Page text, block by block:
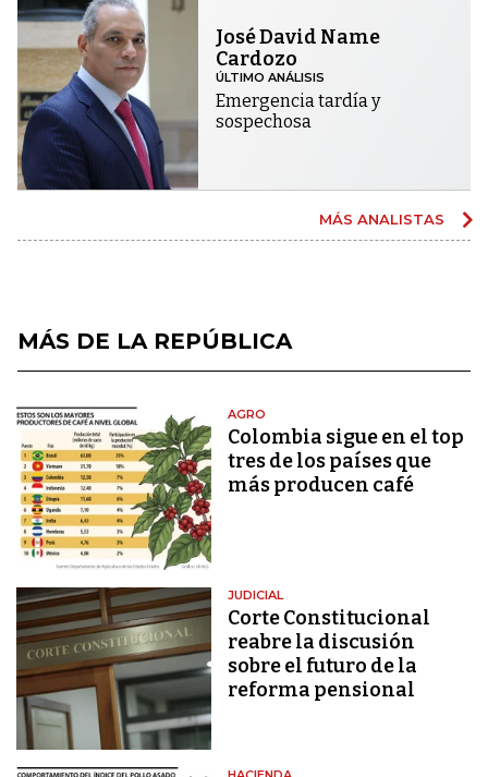
José David Name
Cardozo
ÚLTIMO ANÁLISIS
Emergencia tardía y
sospechosa
MÁS ANALISTAS
MÁS DE LA REPÚBLICA
AGRO
Colombia sigue en el top
tres de los países que
más producen café
JUDICIAL
Corte Constitucional
reabre la discusión
sobre el futuro de la
reforma pensional